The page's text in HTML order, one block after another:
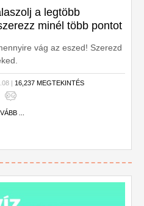
a legtöbb
minél több pontot
vág az eszed! Szerezd
| 16,237 MEGTEKINTÉS
...